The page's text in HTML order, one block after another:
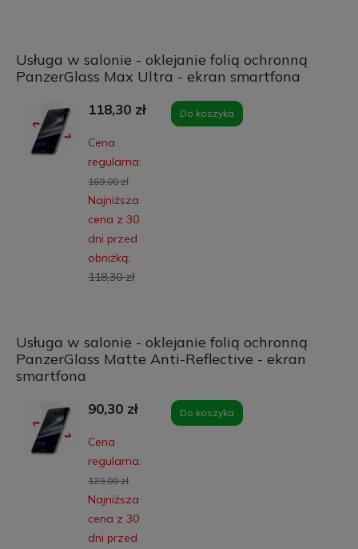
Usługa w salonie - oklejanie folią ochronną
PanzerGlass Max Ultra - ekran smartfona
118,30 zł
Cena
regularna:
169,00 zł
Najniższa
cena z 30
dni przed
obniżką:
118,30 zł
Do koszyka
Usługa w salonie - oklejanie folią ochronną
PanzerGlass Matte Anti-Reflective - ekran
smartfona
90,30 zł
Cena
regularna:
129,00 zł
Najniższa
cena z 30
dni przed
Do koszyka